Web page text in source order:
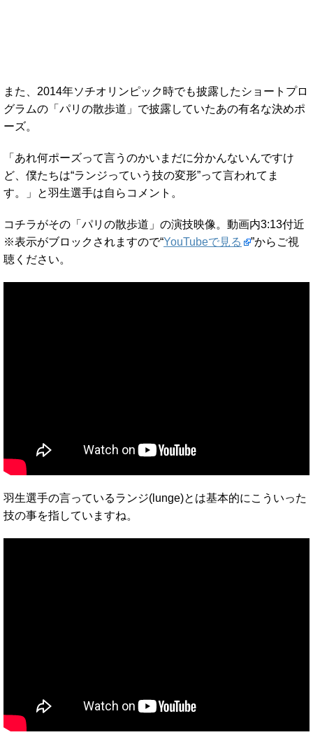
また、2014年ソチオリンピック時でも披露したショートプロ
グラムの「パリの散歩道」で披露していたあの有名な決めポ
ーズ。
「あれ何ポーズって言うのかいまだに分かんないんですけ
ど、僕たちは“ランジっていう技の変形”って言われてま
す。」と羽生選手は自らコメント。
コチラがその「パリの散歩道」の演技映像。動画内3:13付近
※表示がブロックされますので“YouTubeで見る
”からご視
聴ください。
羽生選手の言っているランジ(lunge)とは基本的にこういった
技の事を指していますね。